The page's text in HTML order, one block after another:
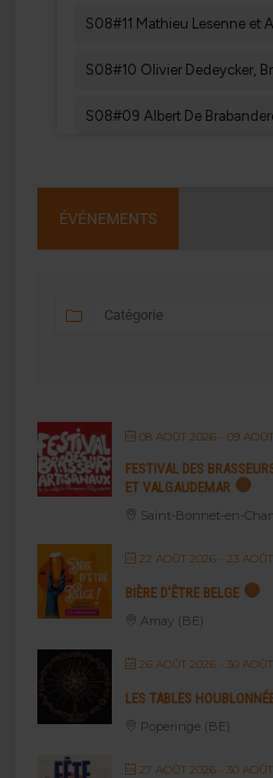
ÉVÉNEMENTS
08 AOÛT 2026- 09
FESTIVAL DES
ET VALGAUDEMAR
Saint-Bonnet-en-
22 AOÛT 2026- 23
BIÈRE D’ÊTRE BELGE
Amay (BE)
26 AOÛT 2026- 30
LES TABLES
Poperinge (BE)
27 AOÛT 2026- 30